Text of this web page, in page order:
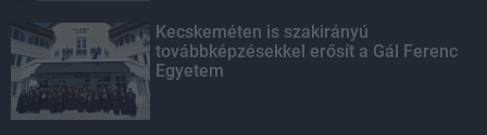
Kecskeméten is szakirányú
továbbképzésekkel erősít a Gál Ferenc
Egyetem